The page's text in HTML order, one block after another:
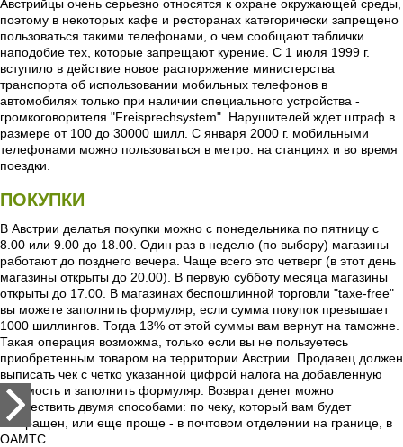
Австрийцы очень серьезно относятся к охране окружающей среды,
поэтому в некоторых кафе и ресторанах категорически запрещено
пользоваться такими телефонами, о чем сообщают таблички
наподобие тех, которые запрещают курение. С 1 июля 1999 г.
вступило в действие новое распоряжение министерства
транспорта об использовании мобильных телефонов в
автомобилях только при наличии специального устройства -
громкоговорителя "Freisprechsystem". Нарушителей ждет штраф в
размере от 100 до 30000 шилл. С января 2000 г. мобильными
телефонами можно пользоваться в метро: на станциях и во время
поездки.
ПОКУПКИ
В Австрии делатья покупки можно с понедельника по пятницу с
8.00 или 9.00 до 18.00. Один раз в неделю (по выбору) магазины
работают до позднего вечера. Чаще всего это четверг (в этот день
магазины открыты до 20.00). В первую субботу месяца магазины
открыты до 17.00. В магазинах беспошлинной торговли "taxe-free"
вы можете заполнить формуляр, если сумма покупок превышает
1000 шиллингов. Тогда 13% от этой суммы вам вернут на таможне.
Такая операция возможма, только если вы не пользуетесь
приобретенным товаром на территории Австрии. Продавец должен
выписать чек с четко указанной цифрой налога на добавленную
стоимость и заполнить формуляр. Возврат денег можно
осуществить двумя способами: по чеку, который вам будет
возвращен, или еще проще - в почтовом отделении на границе, в
ОАМТС.